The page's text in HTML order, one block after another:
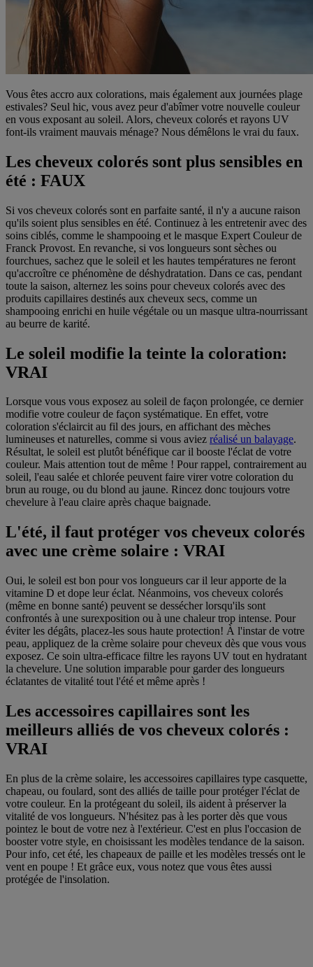
Vous êtes accro aux colorations, mais également aux journées plage
estivales? Seul hic, vous avez peur d'abîmer votre nouvelle couleur
en vous exposant au soleil. Alors, cheveux colorés et rayons UV
font-ils vraiment mauvais ménage? Nous démêlons le vrai du faux.
Les cheveux colorés sont plus sensibles en
été : FAUX
Si vos cheveux colorés sont en parfaite santé, il n'y a aucune raison
qu'ils soient plus sensibles en été. Continuez à les entretenir avec des
soins ciblés, comme le shampooing et le masque Expert Couleur de
Franck Provost. En revanche, si vos longueurs sont sèches ou
fourchues, sachez que le soleil et les hautes températures ne feront
qu'accroître ce phénomène de déshydratation. Dans ce cas, pendant
toute la saison, alternez les soins pour cheveux colorés avec des
produits capillaires destinés aux cheveux secs, comme un
shampooing enrichi en huile végétale ou un masque ultra-nourrissant
au beurre de karité.
Le soleil modifie la teinte la coloration:
VRAI
Lorsque vous vous exposez au soleil de façon prolongée, ce dernier
modifie votre couleur de façon systématique. En effet, votre
coloration s'éclaircit au fil des jours, en affichant des mèches
lumineuses et naturelles, comme si vous aviez réalisé un balayage.
Résultat, le soleil est plutôt bénéfique car il booste l'éclat de votre
couleur. Mais attention tout de même ! Pour rappel, contrairement au
soleil, l'eau salée et chlorée peuvent faire virer votre coloration du
brun au rouge, ou du blond au jaune. Rincez donc toujours votre
chevelure à l'eau claire après chaque baignade.
L'été, il faut protéger vos cheveux colorés
avec une crème solaire : VRAI
Oui, le soleil est bon pour vos longueurs car il leur apporte de la
vitamine D et dope leur éclat. Néanmoins, vos cheveux colorés
(même en bonne santé) peuvent se dessécher lorsqu'ils sont
confrontés à une surexposition ou à une chaleur trop intense. Pour
éviter les dégâts, placez-les sous haute protection! À l'instar de votre
peau, appliquez de la crème solaire pour cheveux dès que vous vous
exposez. Ce soin ultra-efficace filtre les rayons UV tout en hydratant
la chevelure. Une solution imparable pour garder des longueurs
éclatantes de vitalité tout l'été et même après !
Les accessoires capillaires sont les
meilleurs alliés de vos cheveux colorés :
VRAI
En plus de la crème solaire, les accessoires capillaires type casquette,
chapeau, ou foulard, sont des alliés de taille pour protéger l'éclat de
votre couleur. En la protégeant du soleil, ils aident à préserver la
vitalité de vos longueurs. N'hésitez pas à les porter dès que vous
pointez le bout de votre nez à l'extérieur. C'est en plus l'occasion de
booster votre style, en choisissant les modèles tendance de la saison.
Pour info, cet été, les chapeaux de paille et les modèles tressés ont le
vent en poupe ! Et grâce eux, vous notez que vous êtes aussi
protégée de l'insolation.